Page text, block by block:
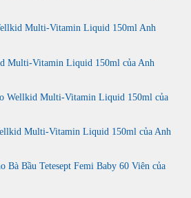
Multi-Vitamin Liquid 150ml Anh
Multi-Vitamin Liquid 150ml của Anh
Wellkid Multi-Vitamin Liquid 150ml của
Multi-Vitamin Liquid 150ml của Anh
Bà Bầu Tetesept Femi Baby 60 Viên của